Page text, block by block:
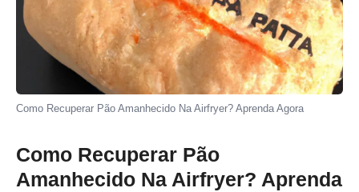
Como Recuperar Pão Amanhecido Na Airfryer? Aprenda Agora
Como Recuperar Pão
Amanhecido Na Airfryer? Aprenda